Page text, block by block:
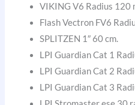
VIKING V6 Radius 120
Flash Vectron FV6
SPLITZEN 1″ 60 cm.
LPI Guardian Cat 1
LPI Guardian Cat 2
LPI Guardian Cat 3